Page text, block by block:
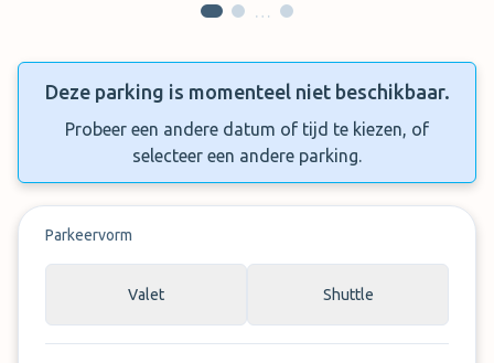
…
Deze parking is momenteel niet beschikbaar.
Probeer een andere datum of tijd te kiezen, of
selecteer een andere parking.
Parkeervorm
Valet Shuttle